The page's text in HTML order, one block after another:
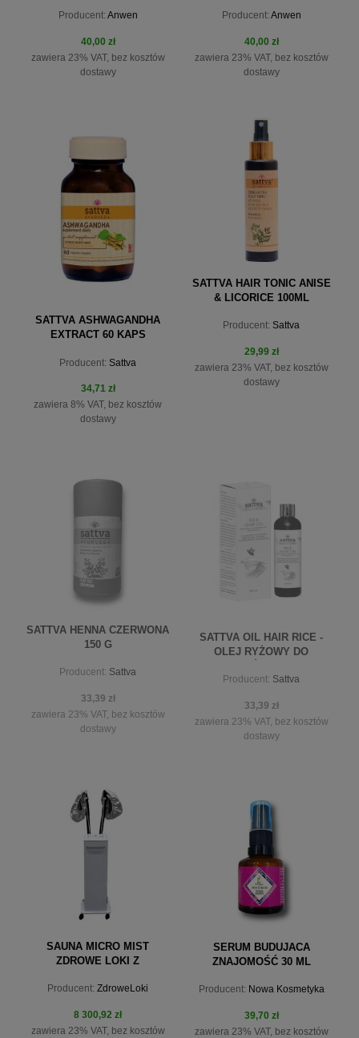
Producent: Anwen
40,00 zł
zawiera 23% VAT, bez kosztów
dostawy
Producent: Anwen
40,00 zł
zawiera 23% VAT, bez kosztów
dostawy
SATTVA ASHWAGANDHA
EXTRACT 60 KAPS
Producent: Sattva
34,71 zł
zawiera 8% VAT, bez kosztów
dostawy
SATTVA HAIR TONIC ANISE
& LICORICE 100ML
Producent: Sattva
29,99 zł
zawiera 23% VAT, bez kosztów
dostawy
SATTVA HENNA CZERWONA
150 G
Producent: Sattva
33,39 zł
zawiera 23% VAT, bez kosztów
dostawy
powiadom o dostępności
SATTVA OIL HAIR RICE -
OLEJ RYŻOWY DO
Producent: Sattva
33,39 zł
zawiera 23% VAT, bez kosztów
dostawy
powiadom o dostępności
SAUNA MICRO MIST
ZDROWE LOKI Z
Producent: ZdroweLoki
8 300,92 zł
zawiera 23% VAT, bez kosztów
SERUM BUDUJACA
ZNAJOMOŚĆ 30 ML
Producent: Nowa Kosmetyka
39,70 zł
zawiera 23% VAT, bez kosztów